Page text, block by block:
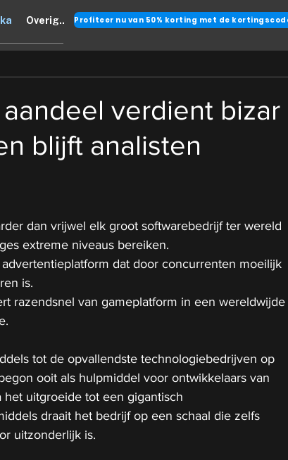
Overig..
verdient bizar
blijft analisten
dan vrijwel elk groot softwarebedrijf ter wereld
extreme niveaus bereiken.
dat door concurrenten moeilijk
is.
razendsnel van gameplatform in een wereldwijde
tot de opvallendste technologiebedrijven op
ooit als hulpmiddel voor ontwikkelaars van
het uitgroeide tot een gigantisch
draait het bedrijf op een schaal die zelfs
uitzonderlijk is.